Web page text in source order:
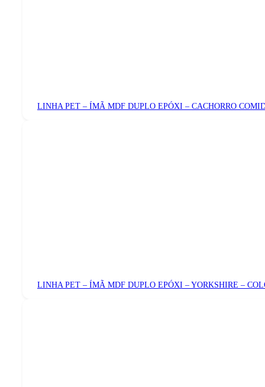
LINHA PET – ÍMÃ MDF DUPLO EPÓXI – CACHORRO
LINHA PET – ÍMÃ MDF DUPLO EPÓXI – YORKSHIRE –